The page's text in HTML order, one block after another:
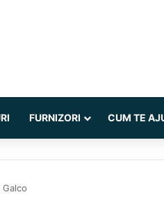
FURNIZORI CUM TE